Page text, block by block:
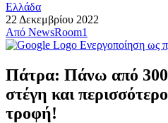
Ελλάδα
22 Δεκεμβρίου 2022
Από NewsRoom1
Ενεργοποίηση ως
Πάτρα: Πάνω από 300
στέγη και
τροφή!